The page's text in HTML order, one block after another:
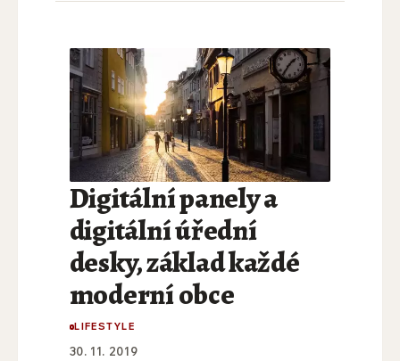
Digitální panely a
digitální úřední
desky, základ každé
moderní obce
LIFESTYLE
30. 11. 2019